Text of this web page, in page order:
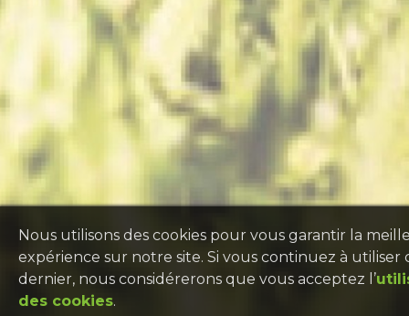
Nous utilisons des cookies pour vous garantir la
expérience sur notre site. Si vous continuez à utiliser
dernier, nous considérerons que vous acceptez l’
des cookies.